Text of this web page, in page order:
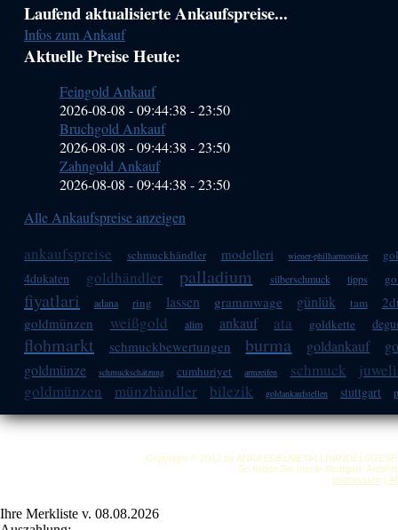
Haupt-
Sidebar
(Primary)
Laufend aktualisierte Ankaufspreise...
Infos zum Ankauf
Aktuelle Preise Heute:
Feingold Ankauf
2026-08-08 - 09:44:38 -23:50
Bruchgold Ankauf
2026-08-08 - 09:44:38 -23:50
Zahngold Ankauf
2026-08-08 - 09:44:38 -23:50
Alle Ankaufspreise anzeigen
ankaufspreise schmuckhändler modelleri wiener-philharmoniker
4dukaten goldhändler palladium silberschmuck tipps
fiyatlari adana ring lassen grammwage günlük tam
goldmünzen
weißgold alim ankauf ata goldkette
flohmarkt schmuckbewertungen burma goldankauf
goldmünze
schmuckschätzung cumhuriyet armreifen schmuck
goldmünzen
münzhändler bilezik goldankaufstellen stuttgart
Copyright © 2012 by ANKA
So finden Sie uns in Stuttgart:
Impressum|
Ihre Merkliste v. 08.08.2026